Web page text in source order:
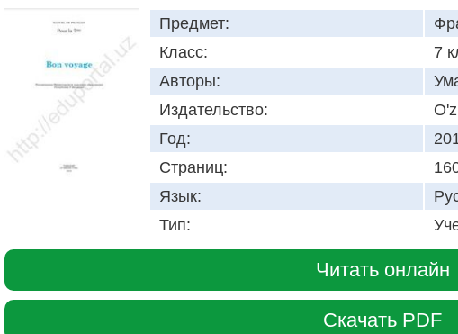
Предмет:
Класс:
7
Авторы:
Издательство:
Год:
Страниц:
Язык:
Тип:
Читать онлайн
Скачать PDF